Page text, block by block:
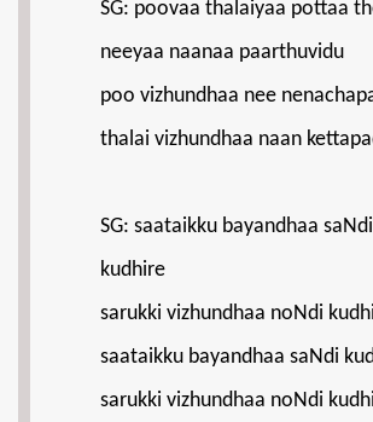
SG: poovaa thalaiyaa pottaa
neeyaa naanaa paarthuvidu
poo vizhundhaa nee
thalai vizhundhaa naan
SG: saataikku bayandhaa saNdi
kudhire
sarukki vizhundhaa noNdi
saataikku bayandhaa saNdi
sarukki vizhundhaa noNdi